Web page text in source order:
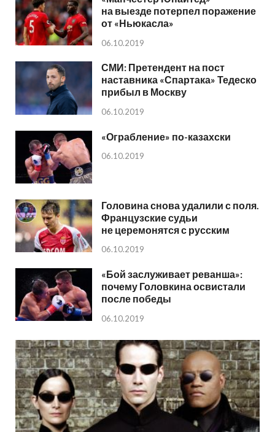
на выезде потерпел поражение
от «Ньюкасла»
06.10.2019
СМИ: Претендент на пост
наставника «Спартака» Тедеско
прибыл в Москву
06.10.2019
«Ограбление» по-казахски
06.10.2019
Головина снова удалили с поля.
Французские судьи
не церемонятся с русским
06.10.2019
«Бой заслуживает реванша»:
почему Головкина освистали
после победы
06.10.2019